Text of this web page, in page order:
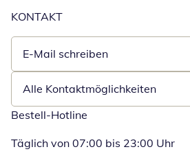
KONTAKT
E-Mail schreiben
Öffnet E-Mail-Client
Alle Kontaktmöglichkeiten
Bestell-Hotline
Täglich von 07:00 bis 23:00 Uhr